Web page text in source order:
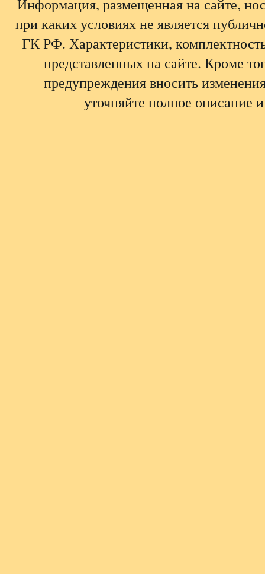
при каких условиях не является
ГК РФ. Характеристики,
представленных на сайте. Кроме
предупреждения вносить
уточняйте полное описание